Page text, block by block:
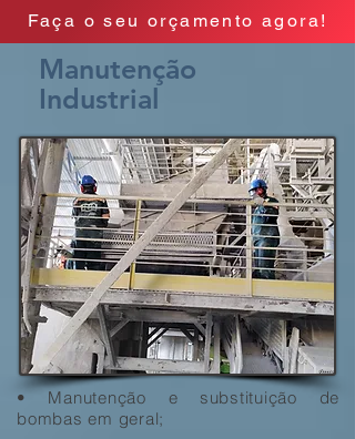
Faça o seu orçamento agora!
Manutenção
Industrial
• Manutenção e substituição de
bombas em geral;